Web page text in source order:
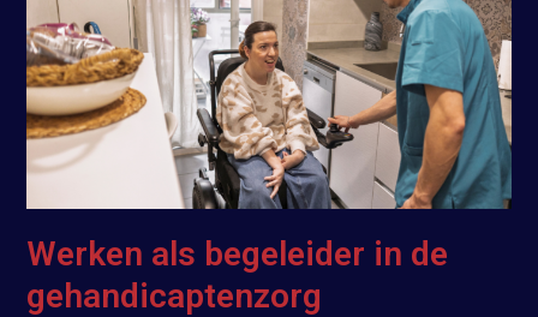
Werken als begeleider in de
gehandicaptenzorg